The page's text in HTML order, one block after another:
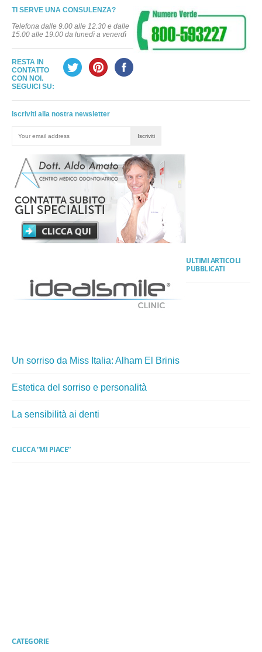
TI SERVE UNA CONSULENZA?
Telefona dalle 9.00 alle 12.30 e dalle
15.00 alle 19.00 da lunedì a venerdì
RESTA IN
CONTATTO
CON NOI.
SEGUICI SU:
Iscriviti alla nostra newsletter
ULTIMI ARTICOLI
PUBBLICATI
Un sorriso da Miss Italia: Alham El Brinis
Estetica del sorriso e personalità
La sensibilità ai denti
CLICCA “MI PIACE”
CATEGORIE